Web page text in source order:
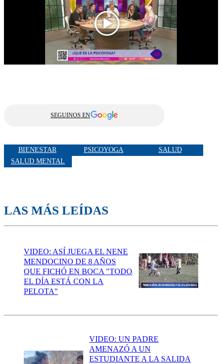
SEGUINOS EN
BIENESTAR PSICOYOGA
SALUD
SALUD MENTAL
LAS MÁS LEÍDAS
VIDEO: ASÍ JUEGA EL NENE
MENDOCINO DE 8 AÑOS
QUE FICHÓ EN BOCA "TODO
EL DÍA ESTÁ CON LA
PELOTA"
VIDEO: UN PADRE
AMENAZÓ A UN
ESTUDIANTE A LA SALIDA